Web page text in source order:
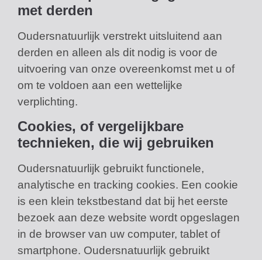
met derden
Oudersnatuurlijk verstrekt uitsluitend aan
derden en alleen als dit nodig is voor de
uitvoering van onze overeenkomst met u of
om te voldoen aan een wettelijke
verplichting.
Cookies, of vergelijkbare
technieken, die wij gebruiken
Oudersnatuurlijk gebruikt functionele,
analytische en tracking cookies. Een cookie
is een klein tekstbestand dat bij het eerste
bezoek aan deze website wordt opgeslagen
in de browser van uw computer, tablet of
smartphone. Oudersnatuurlijk gebruikt